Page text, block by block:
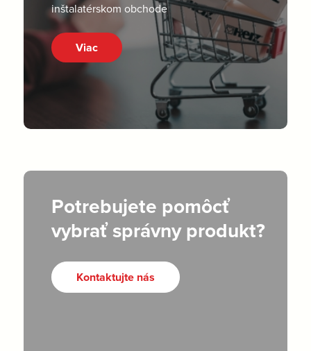
inštalatérskom obchode
Viac
Potrebujete pomôcť
vybrať správny produkt?
Kontaktujte nás